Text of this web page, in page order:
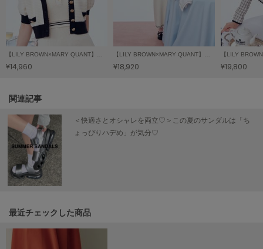
LeSportsac
レスポートサック
LILY BROWN
リリーブラウン
リリーブラウンランジェリー
LITTLE UNION TOKYO
リトルユニオン トウキョウ
made of Organics
メイドオブオーガニクス
MICHU COQUETTE
ミチュ コケット
MIESROHE
【LILY BROWN×MARY QUANT】ニットカーディガン
¥14,960
【LILY BROWN×MARY QUANT】ポロニットワンピース
¥18,920 ¥19,800
関連記事
＜快適さとオシャレを両立♡＞この夏のサンダルは「ち
ょっぴりハデめ」が気分♡
最近チェックした商品